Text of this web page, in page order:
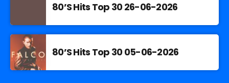
80’S Hits Top 30 26-06-2026
80’S Hits Top 30 05-06-2026